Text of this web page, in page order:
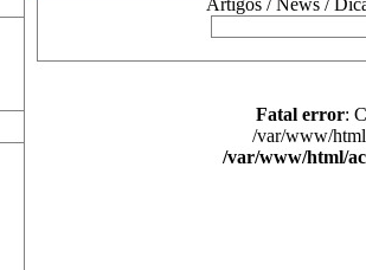
Artigos / News /
Fatal error:
/var/www/
/var/www/html/